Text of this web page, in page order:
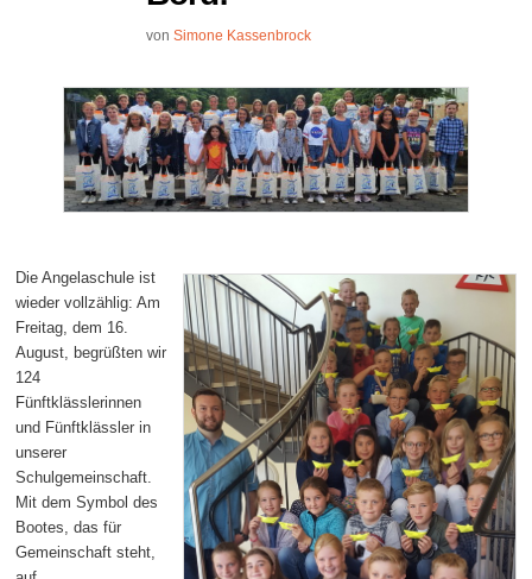
vonSimone Kassenbrock
Die Angelaschule ist
wieder vollzählig: Am
Freitag, dem 16.
August, begrüßten wir
124
Fünftklässlerinnen
und Fünftklässler in
unserer
Schulgemeinschaft.
Mit dem Symbol des
Bootes, das für
Gemeinschaft steht,